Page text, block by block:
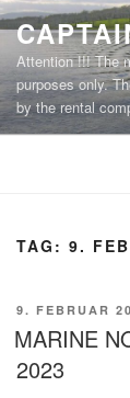
Zum
Inhalt
springen
Attention !!! The
purposes only.
by the rental
TAG: 9.
AM
9. FEBRUAR
MARINE
2023